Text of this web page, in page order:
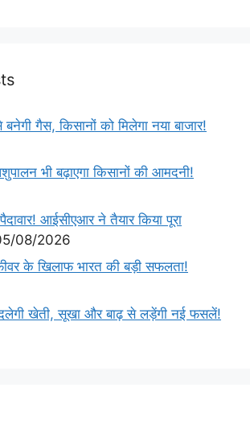
बनेगी गैस, किसानों को मिलेगा नया बाजार!
भी बढ़ाएगा किसानों की आमदनी!
आईसीएआर ने तैयार किया पूरा
08/2026
के खिलाफ भारत की बड़ी सफलता!
खेती, सूखा और बाढ़ से लड़ेंगी नई फसलें!